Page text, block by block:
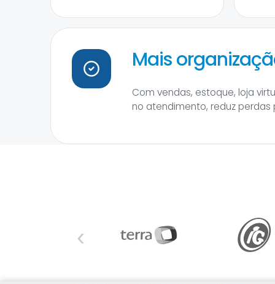
Mais
Com vendas, estoque, loja
no atendimento, reduz
‹